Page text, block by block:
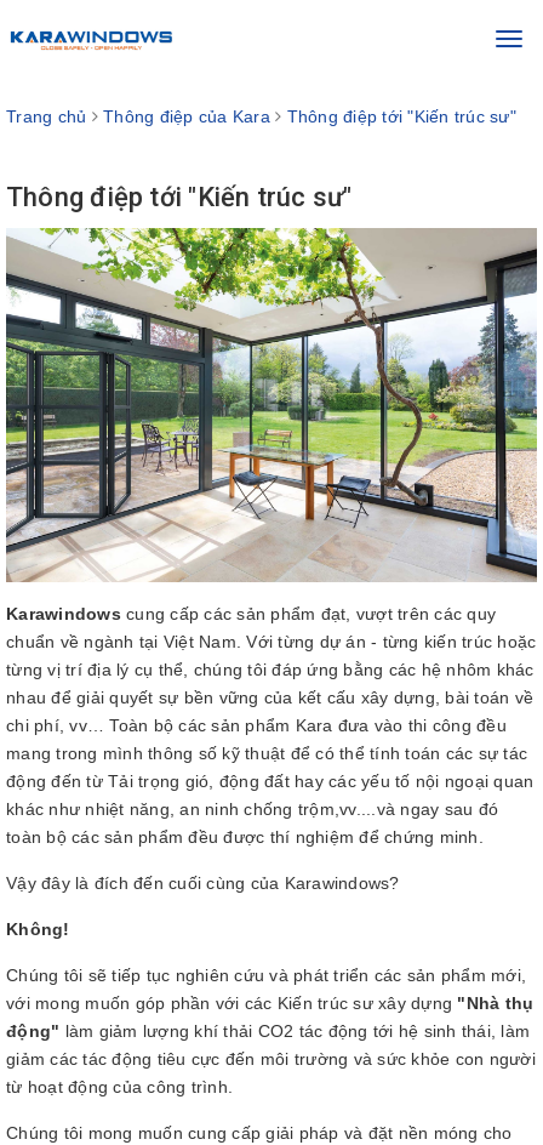
Trang chủ Thông điệp của Kara Thông điệp tới "Kiến trúc sư"
Thông điệp tới "Kiến trúc sư"
Karawindows cung cấp các sản phẩm đạt, vượt trên các quy
chuẩn về ngành tại Việt Nam. Với từng dự án - từng kiến trúc hoặc
từng vị trí địa lý cụ thể, chúng tôi đáp ứng bằng các hệ nhôm khác
nhau để giải quyết sự bền vững của kết cấu xây dựng, bài toán về
chi phí, vv… Toàn bộ các sản phẩm Kara đưa vào thi công đều
mang trong mình thông số kỹ thuật để có thể tính toán các sự tác
động đến từ Tải trọng gió, động đất hay các yếu tố nội ngoại quan
khác như nhiệt năng, an ninh chống trộm,vv....và ngay sau đó
toàn bộ các sản phẩm đều được thí nghiệm để chứng minh.
Vậy đây là đích đến cuối cùng của Karawindows?
Không!
Chúng tôi sẽ tiếp tục nghiên cứu và phát triển các sản phẩm mới,
với mong muốn góp phần với các Kiến trúc sư xây dựng "Nhà thụ
động" làm giảm lượng khí thải CO2 tác động tới hệ sinh thái, làm
giảm các tác động tiêu cực đến môi trường và sức khỏe con người
từ hoạt động của công trình.
Chúng tôi mong muốn cung cấp giải pháp và đặt nền móng cho